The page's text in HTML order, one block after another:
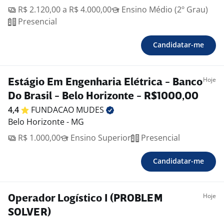
R$ 2.120,00 a R$ 4.000,00
Ensino Médio (2º Grau)
Presencial
Candidatar-me
Estágio Em Engenharia Elétrica - Banco
Do Brasil - Belo Horizonte - R$1000,00
Hoje
4,4 FUNDACAO MUDES
Belo Horizonte - MG
R$ 1.000,00
Ensino Superior Presencial
Candidatar-me
Operador Logístico I (PROBLEM
SOLVER)
Hoje